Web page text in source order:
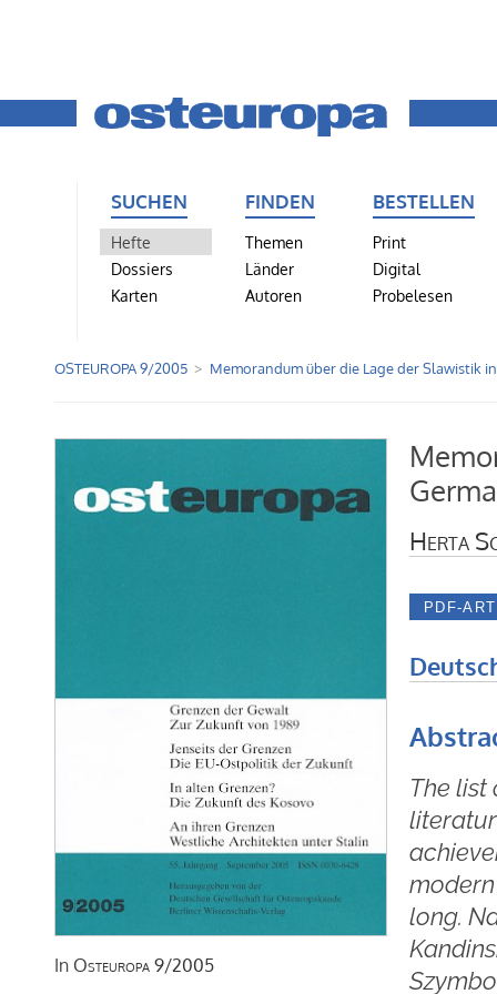
SUCHEN
Hefte
Dossiers
Karten
FINDEN
Themen
Länder
Autoren
BESTELLEN
Print
Digital
Probelesen
OSTEUROPA 9/2005 Memorandum über die Lage der Slawistik
In Osteuropa 9/2005
Herta
The list
long.